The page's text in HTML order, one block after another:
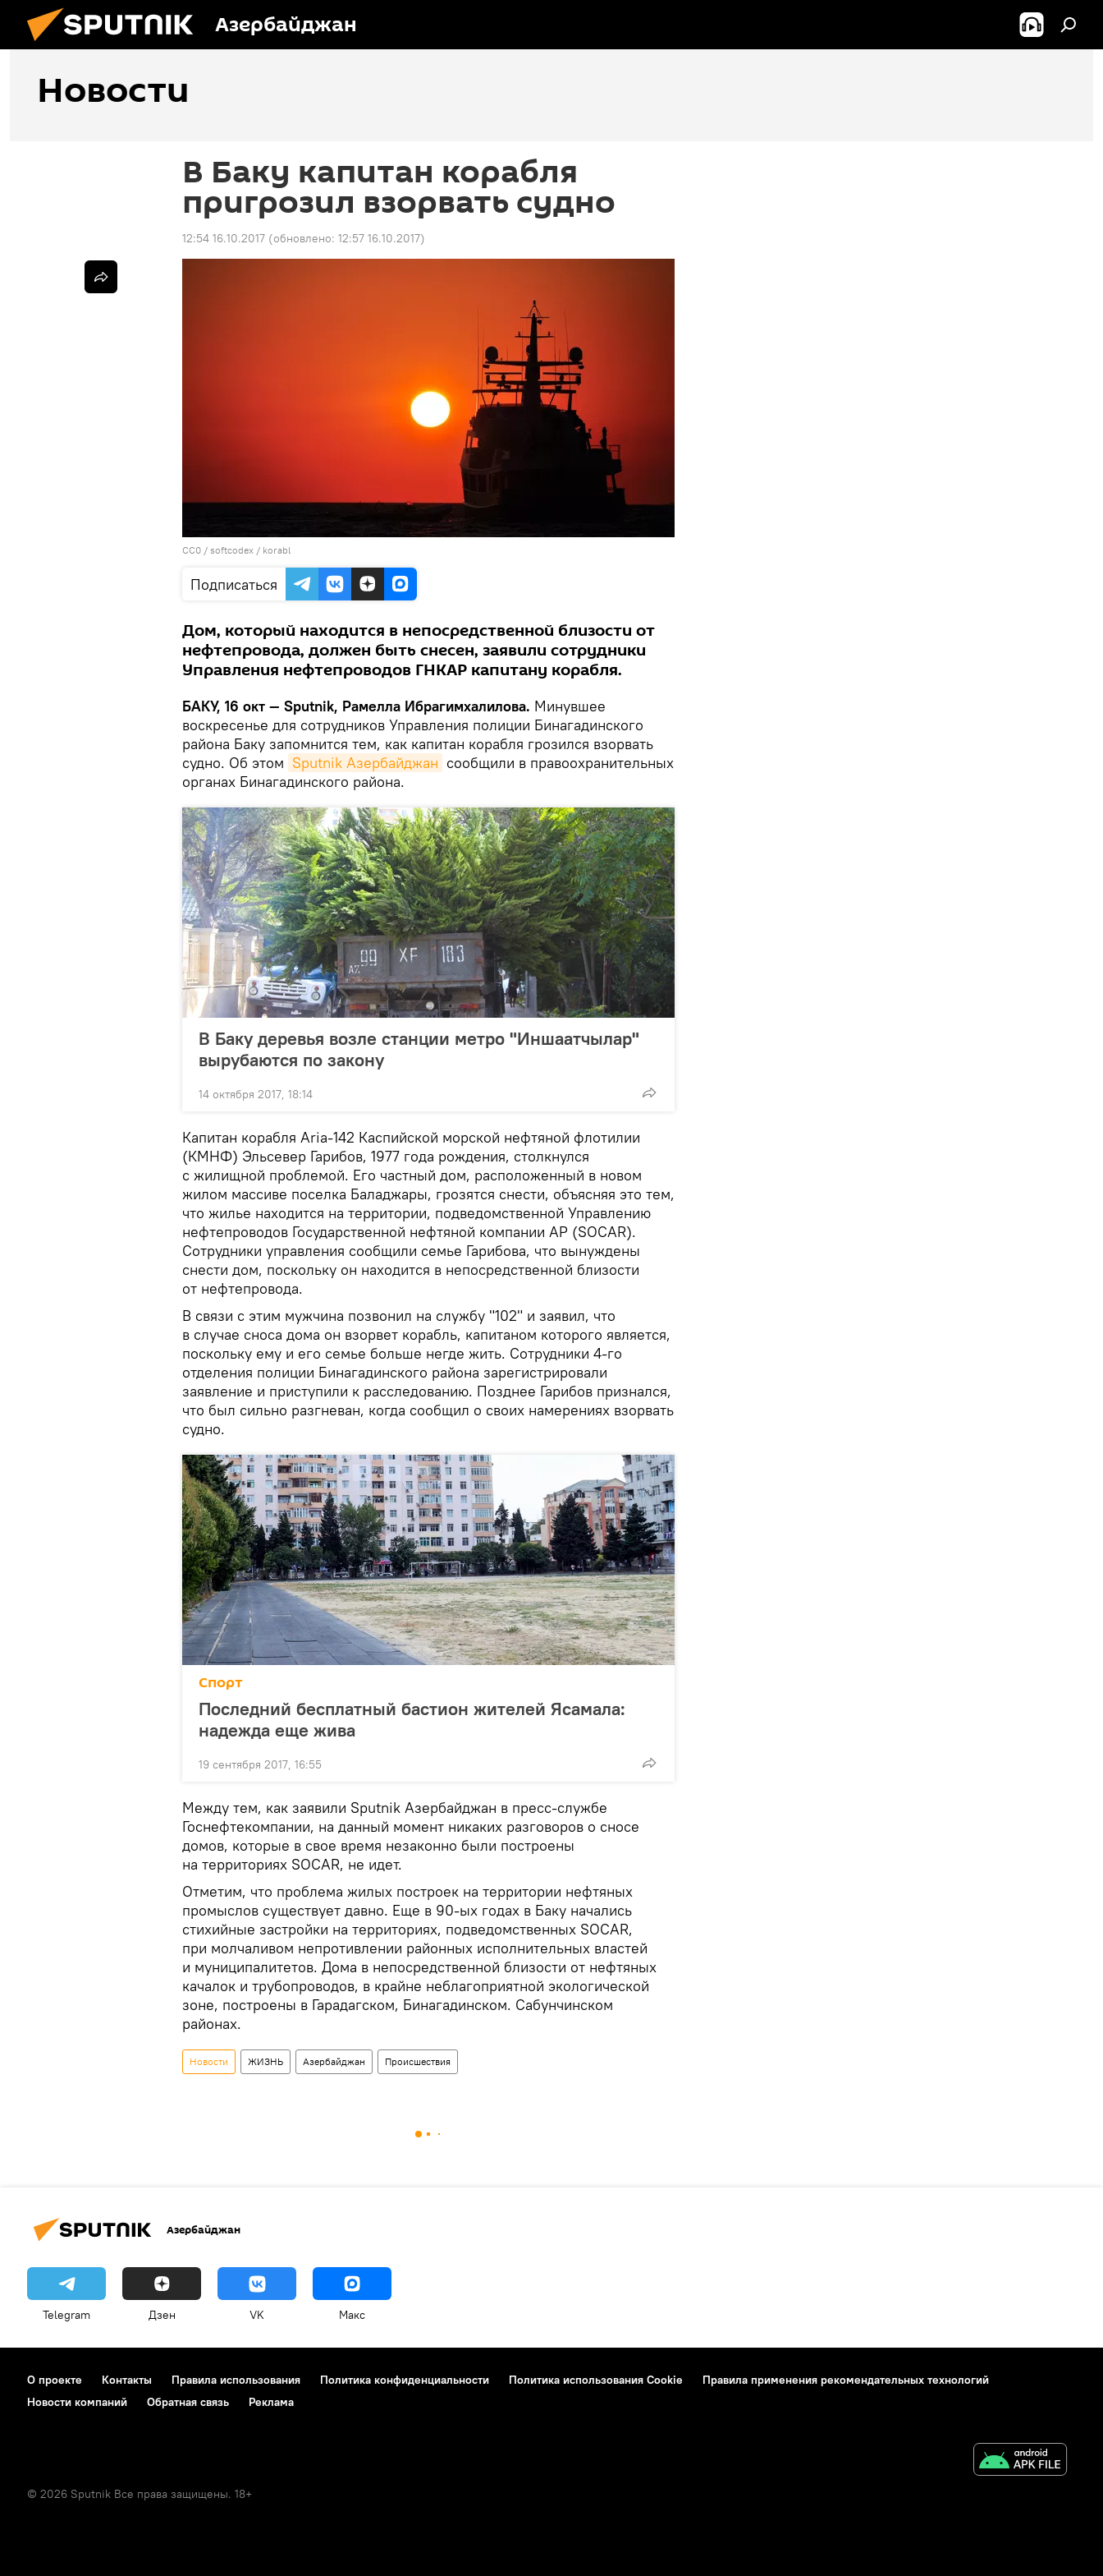
Азербайджан
Новости
В Баку капитан корабля
пригрозил взорвать судно
12:54 16.10.2017 (обновлено: 12:57 16.10.2017)
CC0 / softcodex / korabl
Подписаться
Дом, который находится в непосредственной близости от
нефтепровода, должен быть снесен, заявили сотрудники
Управления нефтепроводов ГНКАР капитану корабля.
БАКУ, 16 окт — Sputnik, Рамелла Ибрагимхалилова. Минувшее
воскресенье для сотрудников Управления полиции Бинагадинского
района Баку запомнится тем, как капитан корабля грозился взорвать
судно. Об этом Sputnik Азербайджан сообщили в правоохранительных
органах Бинагадинского района.
В Баку деревья возле станции метро "Иншаатчылар"
вырубаются по закону
14 октября 2017, 18:14
Капитан корабля Aria-142 Каспийской морской нефтяной флотилии
(КМНФ) Эльсевер Гарибов, 1977 года рождения, столкнулся
с жилищной проблемой. Его частный дом, расположенный в новом
жилом массиве поселка Баладжары, грозятся снести, объясняя это тем,
что жилье находится на территории, подведомственной Управлению
нефтепроводов Государственной нефтяной компании АР (SOCAR).
Сотрудники управления сообщили семье Гарибова, что вынуждены
снести дом, поскольку он находится в непосредственной близости
от нефтепровода.
В связи с этим мужчина позвонил на службу "102" и заявил, что
в случае сноса дома он взорвет корабль, капитаном которого является,
поскольку ему и его семье больше негде жить. Сотрудники 4-го
отделения полиции Бинагадинского района зарегистрировали
заявление и приступили к расследованию. Позднее Гарибов признался,
что был сильно разгневан, когда сообщил о своих намерениях взорвать
судно.
Спорт
Последний бесплатный бастион жителей Ясамала:
надежда еще жива
19 сентября 2017, 16:55
Между тем, как заявили Sputnik Азербайджан в пресс-службе
Госнефтекомпании, на данный момент никаких разговоров о сносе
домов, которые в свое время незаконно были построены
на территориях SOCAR, не идет.
Отметим, что проблема жилых построек на территории нефтяных
промыслов существует давно. Еще в 90-ых годах в Баку начались
стихийные застройки на территориях, подведомственных SOCAR,
при молчаливом непротивлении районных исполнительных властей
и муниципалитетов. Дома в непосредственной близости от нефтяных
качалок и трубопроводов, в крайне неблагоприятной экологической
зоне, построены в Гарадагском, Бинагадинском. Сабунчинском
районах.
Новости ЖИЗНЬ Азербайджан Происшествия
Азербайджан
Telegram Дзен VK Макс
О проекте Контакты Правила использования Политика конфиденциальности Политика использования Cookie
Правила применения рекомендательных технологий
Новости компаний
Обратная связь Реклама
© 2026 Sputnik Все права защищены. 18+